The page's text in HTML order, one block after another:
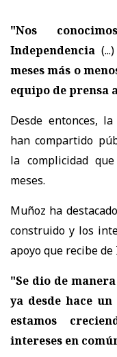
"Nos
Independencia
meses más o
equipo de prensa
Desde entonces,
han compartido
la complicidad
meses.
Muñoz ha
construido y los
apoyo que recibe
"Se dio de
ya desde hace
estamos
intereses en